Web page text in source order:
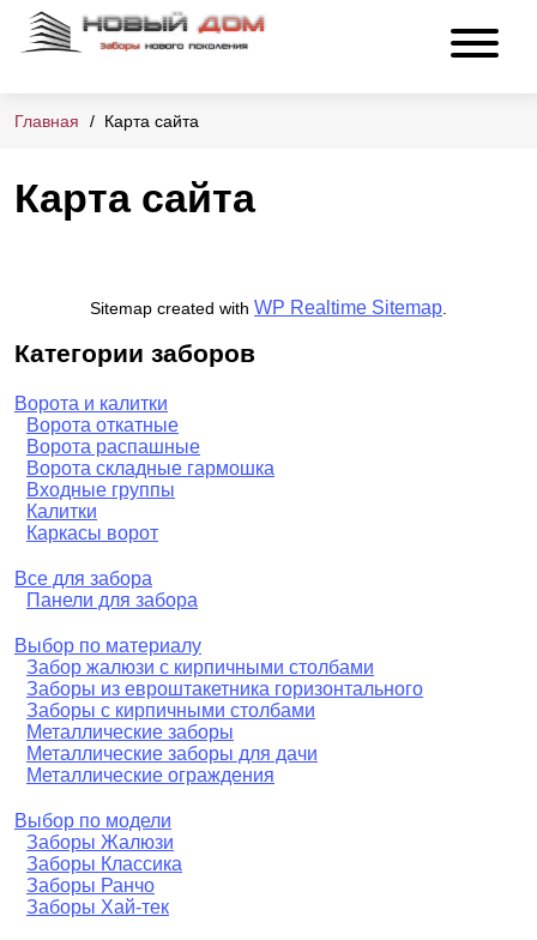
Главная Карта сайта
Карта сайта
Sitemap created with WP Realtime Sitemap
Категории заборов
Ворота и калитки
Ворота откатные
Ворота распашные
Ворота складные гармошка
Входные группы
Калитки
Каркасы ворот
Все для забора
Панели для забора
Выбор по материалу
Забор жалюзи с кирпичными столбами
Заборы из евроштакетника горизонтального
Заборы с кирпичными столбами
Металлические заборы
Металлические заборы для дачи
Металлические ограждения
Выбор по модели
Заборы Жалюзи
Заборы Классика
Заборы Ранчо
Заборы Хай-тек